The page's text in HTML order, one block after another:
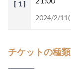
[ 1 ]
2024/2/
チケットの種